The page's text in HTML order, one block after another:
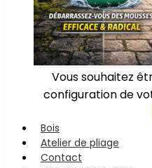
Vous souhaitez
configuration de
Bois
Atelier de pliage
Contact